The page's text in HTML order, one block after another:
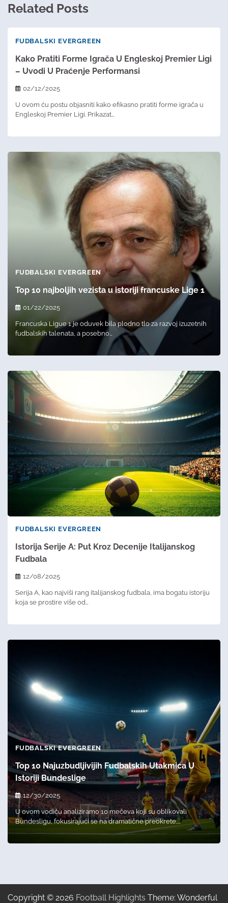
Related Posts
FUDBALSKI EVERGREEN
Kako Pratiti Forme Igrača U Engleskoj Premier Ligi
– Uvodi U Praćenje Performansi
02/12/2025
U ovom ću postu objasniti kako efikasno pratiti forme igrača u
Engleskoj Premier Ligi. Prikazat…
FUDBALSKI EVERGREEN
Top 10 najboljih vezista u istoriji francuske Lige 1
01/22/2025
Francuska Ligue 1 je oduvek bila plodno tlo za razvoj izuzetnih
fudbalskih talenata, a posebno…
FUDBALSKI EVERGREEN
Istorija Serije A: Put Kroz Decenije Italijanskog
Fudbala
12/08/2025
Serija A, kao najviši rang italijanskog fudbala, ima bogatu istoriju
koja se prostire više od…
FUDBALSKI EVERGREEN
Top 10 Najuzbudljivijih Fudbalskih Utakmica U
Istoriji Bundeslige
12/30/2025
U ovom vodiču analiziramo 10 mečeva koji su oblikovali
Bundesligu, fokusirajući se na dramatične preokrete,…
Copyright © 2026 Football Highlights Theme: Wonderful